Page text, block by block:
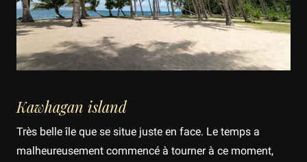
Kawhagan island
Très belle île que se situe juste en face. Le temps a
malheureusement commencé à tourner à ce moment,